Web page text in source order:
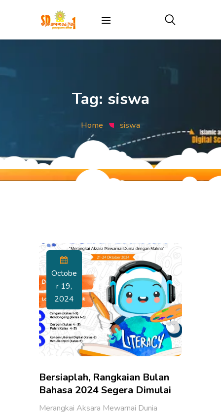
Tag: siswa
Home siswa
Octobe
R 19,
2024
Bersiaplah, Rangkaian Bulan
Bahasa 2024 Segera Dimulai
Merangkai Aksara Mewarnai Dunia